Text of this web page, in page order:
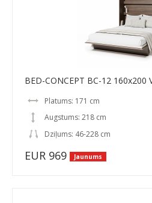
BED-CONCEPT BC-12 160x200
Platums: 171 cm
Augstums: 218 cm
Dziļums: 46-228 cm
EUR 969 Jaunums